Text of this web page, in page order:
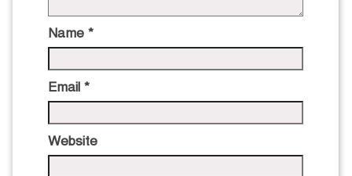
Name *
Email *
Website